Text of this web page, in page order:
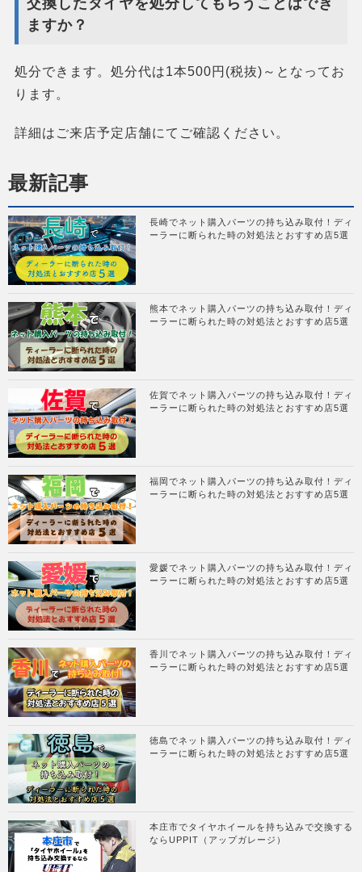
ますか？
処分できます。処分代は1本500円(税抜)～となってお
ります。
詳細はご来店予定店舗にてご確認ください。
最新記事
長崎でネット購入パーツの持ち込み取付！ディ
ーラーに断られた時の対処法とおすすめ店5選
熊本でネット購入パーツの持ち込み取付！ディ
ーラーに断られた時の対処法とおすすめ店5選
佐賀でネット購入パーツの持ち込み取付！ディ
ーラーに断られた時の対処法とおすすめ店5選
福岡でネット購入パーツの持ち込み取付！ディ
ーラーに断られた時の対処法とおすすめ店5選
愛媛でネット購入パーツの持ち込み取付！ディ
ーラーに断られた時の対処法とおすすめ店5選
香川でネット購入パーツの持ち込み取付！ディ
ーラーに断られた時の対処法とおすすめ店5選
徳島でネット購入パーツの持ち込み取付！ディ
ーラーに断られた時の対処法とおすすめ店5選
本庄市でタイヤホイールを持ち込みで交換する
ならUPPIT（アップガレージ）